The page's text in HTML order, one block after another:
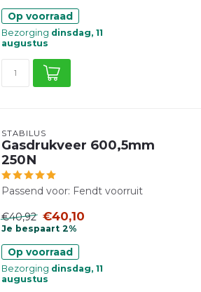
Op voorraad
Bezorging dinsdag, 11
augustus
STABILUS
Gasdrukveer 600,5mm
250N
Passend voor: Fendt voorruit
€40,92 €40,10
Je bespaart 2%
Op voorraad
Bezorging dinsdag, 11
augustus